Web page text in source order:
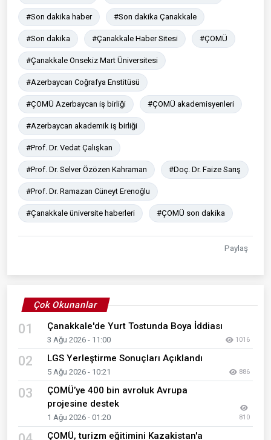
#Son dakika haber #Son dakika Çanakkale
#Son dakika #Çanakkale Haber Sitesi #ÇOMÜ
#Çanakkale Onsekiz Mart Üniversitesi
#Azerbaycan Coğrafya Enstitüsü
#ÇOMÜ Azerbaycan iş birliği #ÇOMÜ akademisyenleri
#Azerbaycan akademik iş birliği
#Prof. Dr. Vedat Çalışkan
#Prof. Dr. Selver Özözen Kahraman #Doç. Dr. Faize Sarış
#Prof. Dr. Ramazan Cüneyt Erenoğlu
#Çanakkale üniversite haberleri #ÇOMÜ son dakika
Paylaş
Çok Okunanlar
01 Çanakkale'de Yurt Tostunda Boya İddiası
3 Ağu 2026 - 11:00 1016
02 LGS Yerleştirme Sonuçları Açıklandı
5 Ağu 2026 - 10:21 886
03
ÇOMÜ’ye 400 bin avroluk Avrupa
projesine destek
1 Ağu 2026 - 01:20 810
ÇOMÜ, turizm eğitimini Kazakistan'a